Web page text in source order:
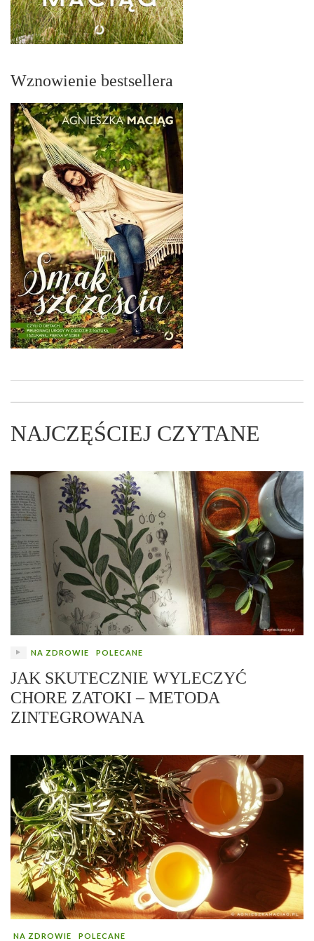
Wznowienie bestsellera
NAJCZĘŚCIEJ CZYTANE
NA ZDROWIE POLECANE
JAK SKUTECZNIE WYLECZYĆ
CHORE ZATOKI – METODA
ZINTEGROWANA
NA ZDROWIE POLECANE